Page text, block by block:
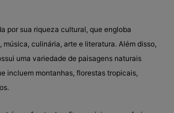
por sua riqueza cultural, que engloba
culinária, arte e literatura. Além disso,
uma variedade de paisagens naturais
incluem montanhas, florestas tropicais,